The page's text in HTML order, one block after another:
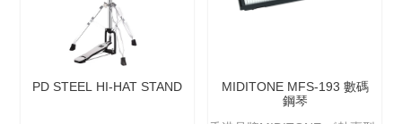
PD STEEL HI-HAT STAND
MIDITONE MFS-193 數碼
鋼琴